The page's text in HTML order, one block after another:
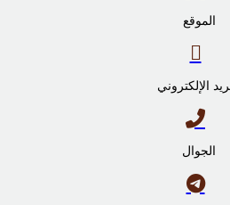
الموقع
الإلكتروني
الجوال